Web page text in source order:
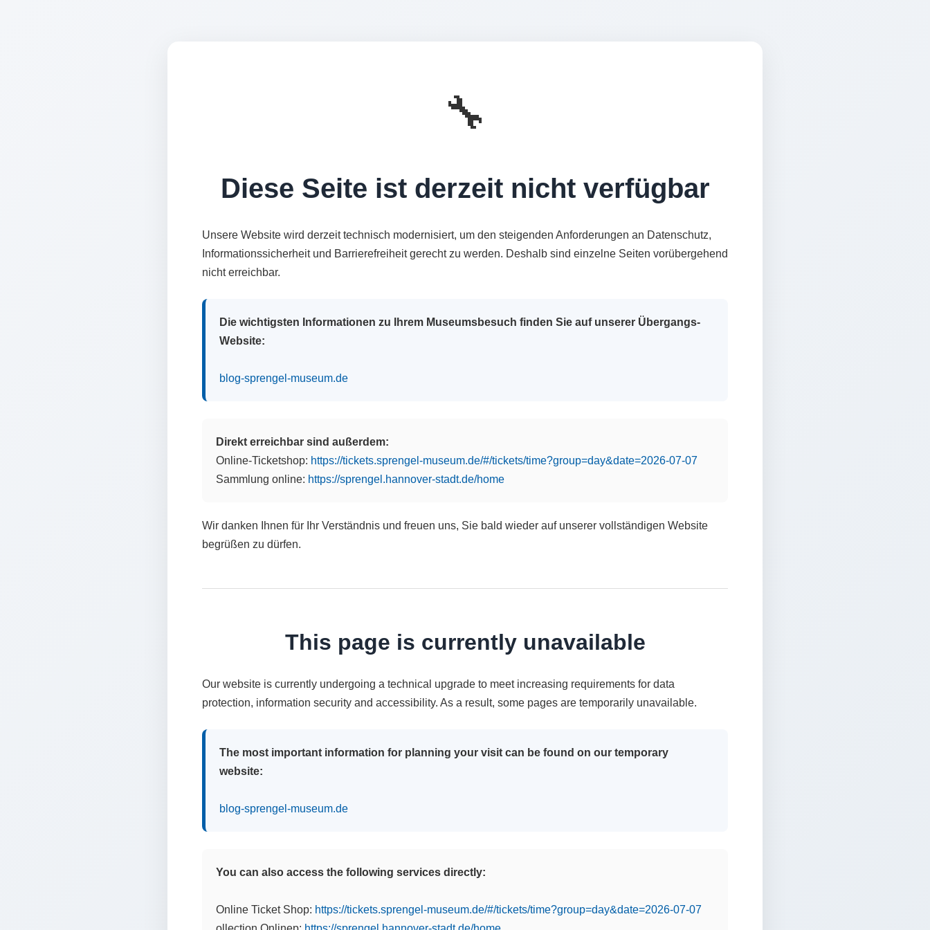
🔧
Diese Seite ist derzeit nicht verfügbar
Unsere Website wird derzeit technisch modernisiert, um den steigenden Anforderungen an Datenschutz,
Informationssicherheit und Barrierefreiheit gerecht zu werden. Deshalb sind einzelne Seiten vorübergehend
nicht erreichbar.
Die wichtigsten Informationen zu Ihrem Museumsbesuch finden Sie auf unserer Übergangs-
Website:
blog-sprengel-museum.de
Direkt erreichbar sind außerdem:
Online-Ticketshop: https://tickets.sprengel-museum.de/#/tickets/time?group=day&date=2026-07-07
Sammlung online: https://sprengel.hannover-stadt.de/home
Wir danken Ihnen für Ihr Verständnis und freuen uns, Sie bald wieder auf unserer vollständigen Website
begrüßen zu dürfen.
This page is currently unavailable
Our website is currently undergoing a technical upgrade to meet increasing requirements for data
protection, information security and accessibility. As a result, some pages are temporarily unavailable.
The most important information for planning your visit can be found on our temporary
website:
blog-sprengel-museum.de
You can also access the following services directly:
Online Ticket Shop: https://tickets.sprengel-museum.de/#/tickets/time?group=day&date=2026-07-07